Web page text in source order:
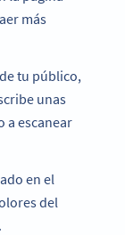
más
tu público,
unas
a escanear
en el
del